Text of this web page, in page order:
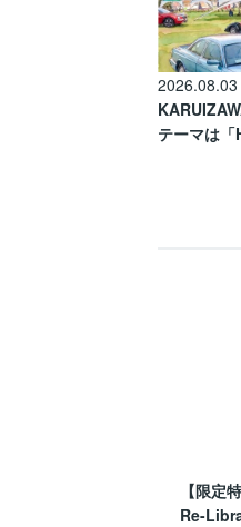
2026.08.03
テーマは
【限定
Re-